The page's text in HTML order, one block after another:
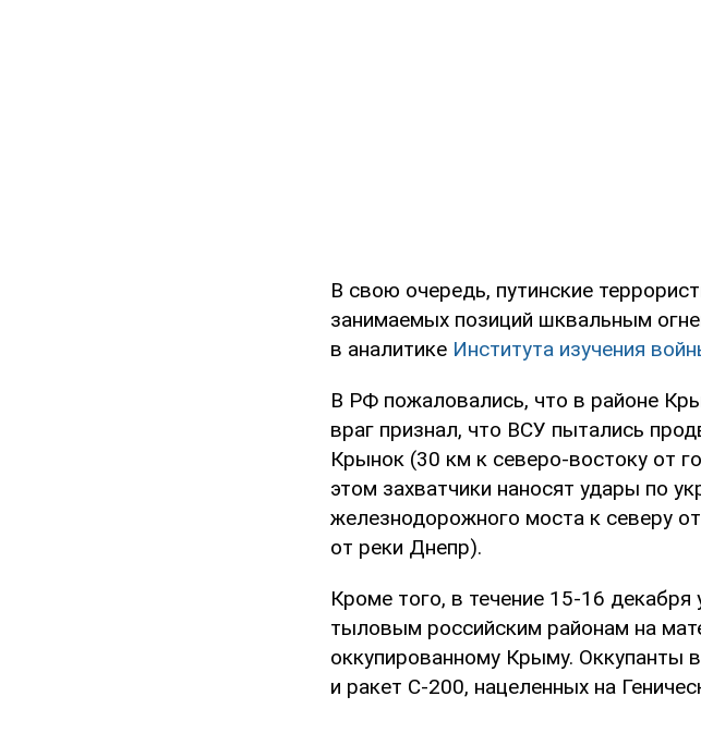
В свою очередь, путинские
занимаемых позиций шквальным
в аналитике Института изучения
В РФ пожаловались, что в районе
враг признал, что ВСУ пытались
Крынок (30 км к северо-востоку от
этом захватчики наносят удары по
железнодорожного моста к северу
от реки Днепр).
Кроме того, в течение 15-16
тыловым российским районам на
оккупированному Крыму. Оккупанты
и ракет С-200, нацеленных на